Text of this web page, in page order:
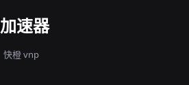
速器
快橙 vnp